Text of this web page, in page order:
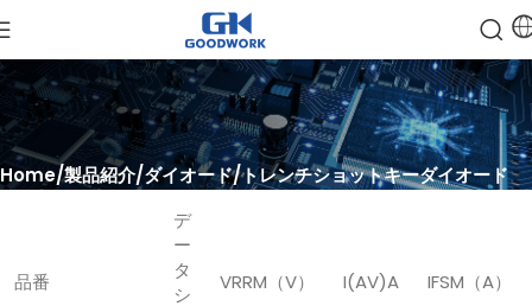
Home 製品紹介 ダイオード トレンチショットキーダイオード
品番
デ
ー
タ
シ
VRRM（V） I(AV)A IFSM（A）